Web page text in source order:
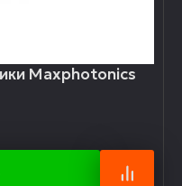
Maxphotonics